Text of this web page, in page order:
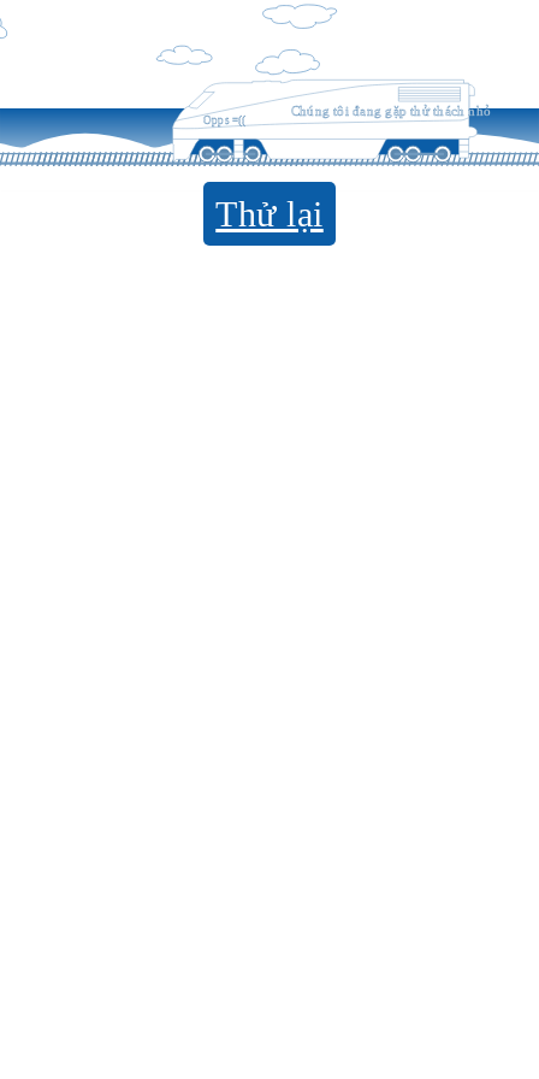
Opps =((
Chúng tôi đang gặp thử thách nhỏ
Thử lại